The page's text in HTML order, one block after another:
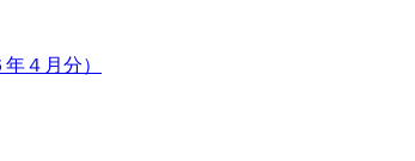
４月分）